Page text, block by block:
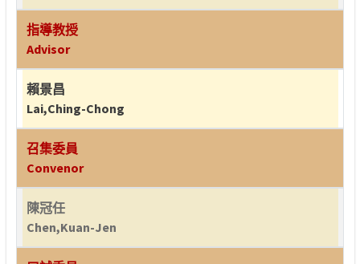
指導教授
Advisor
賴景昌
Lai,Ching-Chong
召集委員
Convenor
陳冠任
Chen,Kuan-Jen